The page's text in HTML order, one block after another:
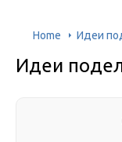
Home Идеи
Идеи